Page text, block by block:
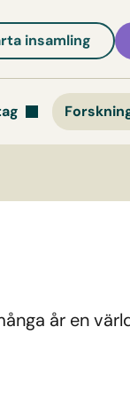
insamling
år en